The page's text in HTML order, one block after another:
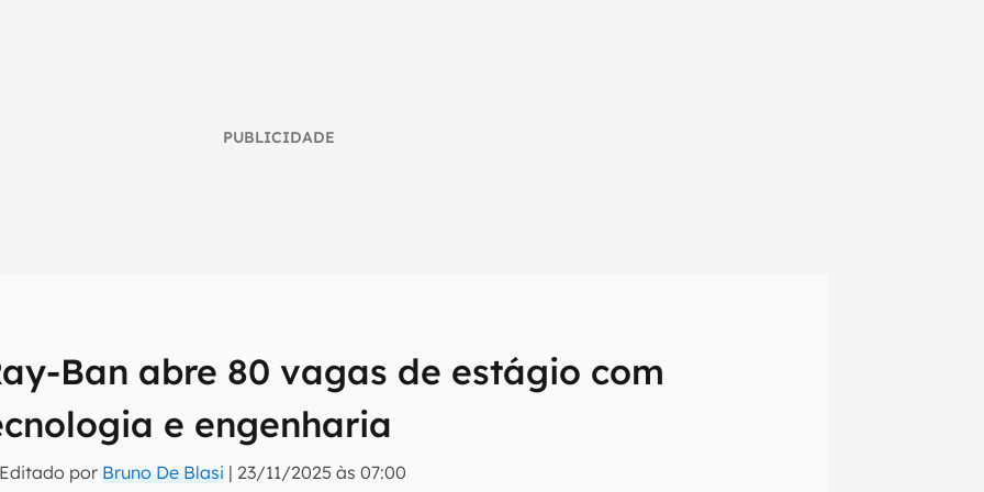
PUBLICIDADE
Ban abre 80 vagas de estágio com
e engenharia
Editado por Bruno De Blasi | 23/11/2025 às 07:00
inteligente do mundo tech!
do Canaltech e receba notícias e reviews sobre tecnologia em primeira